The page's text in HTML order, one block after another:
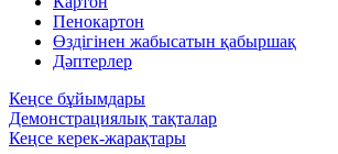
Пенокартон
Өздігінен жабысатын қабыршақ
Дәптерлер
Кеңсе бұйымдары
Демонстрациялық тақталар
Кеңсе керек-жарақтары